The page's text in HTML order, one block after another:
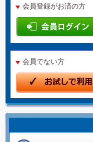
会員登録がお済の方
会員でない方